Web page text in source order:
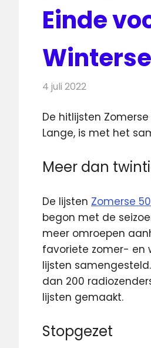
Einde
4 juli 2022
De hitlijsten
Lange, is met het
Meer dan
De lijsten Zomerse 50
begon met de
meer omroepen
favoriete zomer- en
lijsten
dan 200
lijsten gemaakt.
Stopgezet